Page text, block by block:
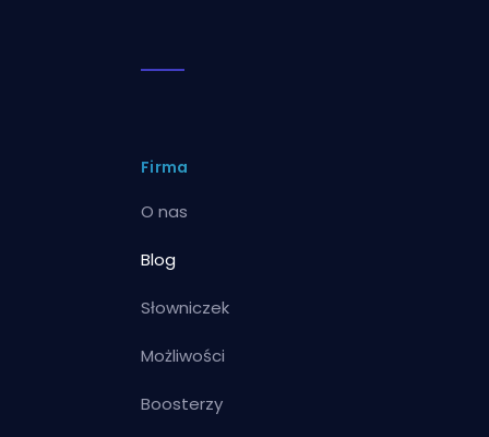
Firma
O nas
Blog
Słowniczek
Możliwości
Boosterzy